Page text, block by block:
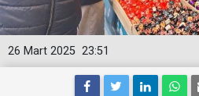
23:51
26 Mart 2025